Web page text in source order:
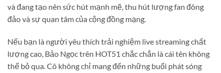
và đang tạo nên sức hút mạnh mẽ, thu hút lượng fan đông
đảo và sự quan tâm của cộng đồng mạng.
Nếu bạn là người yêu thích trải nghiệm live streaming chất
lượng cao, Bảo Ngọc trên HOT51 chắc chắn là cái tên không
thể bỏ qua. Cô không chỉ mang đến những buổi phát sóng